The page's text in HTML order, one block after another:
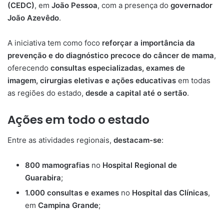
(CEDC), em João Pessoa, com a presença do governador
João Azevêdo.
A iniciativa tem como foco reforçar a importância da
prevenção e do diagnóstico precoce do câncer de mama,
oferecendo consultas especializadas, exames de
imagem, cirurgias eletivas e ações educativas em todas
as regiões do estado, desde a capital até o sertão.
Ações em todo o estado
Entre as atividades regionais, destacam-se:
800 mamografias no Hospital Regional de
Guarabira;
1.000 consultas e exames no Hospital das Clínicas,
em Campina Grande;